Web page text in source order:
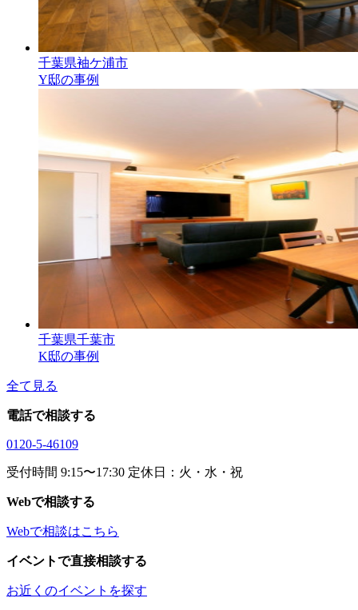
千葉県袖ケ浦市
Y邸の事例
千葉県千葉市
K邸の事例
全て見る
電話で相談する
0120-5-46109
受付時間 9:15〜17:30 定休日：火・水・祝
Webで相談する
Webで相談はこちら
イベントで直接相談する
お近くのイベントを探す